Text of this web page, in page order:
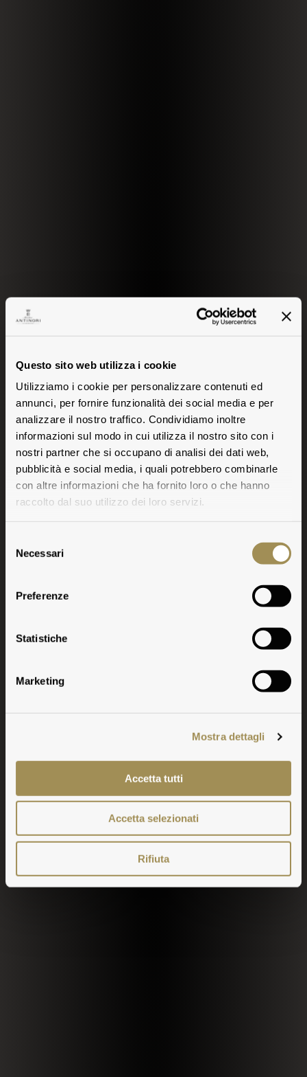
Questo sito web utilizza i cookie
Utilizziamo i cookie per personalizzare contenuti ed
annunci, per fornire funzionalità dei social media e per
analizzare il nostro traffico. Condividiamo inoltre
informazioni sul modo in cui utilizza il nostro sito con i
nostri partner che si occupano di analisi dei dati web,
pubblicità e social media, i quali potrebbero combinarle
con altre informazioni che ha fornito loro o che hanno
raccolto dal suo utilizzo dei loro servizi.
delNecessari
Preferenze
Statistiche
Marketing
Mostra dettagli
Accetta tutti
Accetta selezionati
Rifiuta